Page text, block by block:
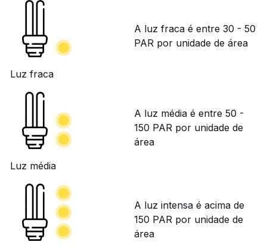
Luz fraca
A luz fraca é entre 30 - 50
PAR por unidade de área
Luz média
A luz média é entre 50 -
150 PAR por unidade de
área
A luz intensa é acima de
150 PAR por unidade de
área